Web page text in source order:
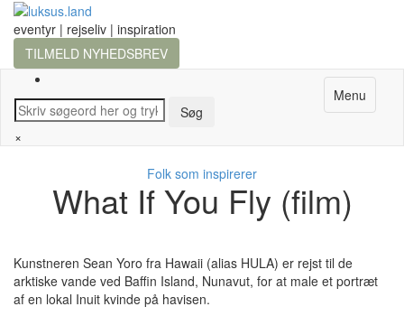
eventyr | rejseliv | inspiration
TILMELD NYHEDSBREV
Menu
×
Folk som inspirerer
What If You Fly (film)
Kunstneren Sean Yoro fra Hawaii (alias HULA) er rejst til de
arktiske vande ved Baffin Island, Nunavut, for at male et portræt
af en lokal Inuit kvinde på havisen.